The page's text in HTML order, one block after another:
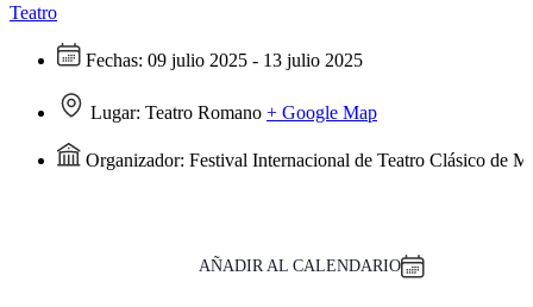
Teatro
Fechas: 09 julio 2025 - 13 julio 2025
Lugar: Teatro Romano + Google Map
Organizador: Festival Internacional de Teatro Clásico de
AÑADIR AL CALENDARIO